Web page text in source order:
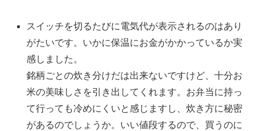
スイッチを切るたびに電気代が表示されるのはあり
がたいです。いかに保温にお金がかかっているか実
感しました。
銘柄ごとの炊き分けだは出来ないですけど、十分お
米の美味しさを引き出してくれます。お弁当に持っ
て行っても冷めにくいと感じますし、炊き方に秘密
があるのでしょうか。いい値段するので、買うのに